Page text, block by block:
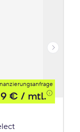
€ / mtl.